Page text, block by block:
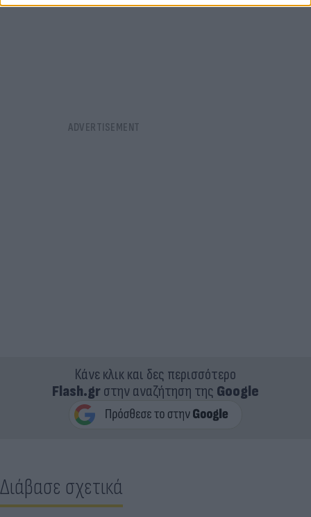
Κάνε κλικ και δες περισσότερο
Flash.grστην αναζήτηση της Google
Διάβασε σχετικά